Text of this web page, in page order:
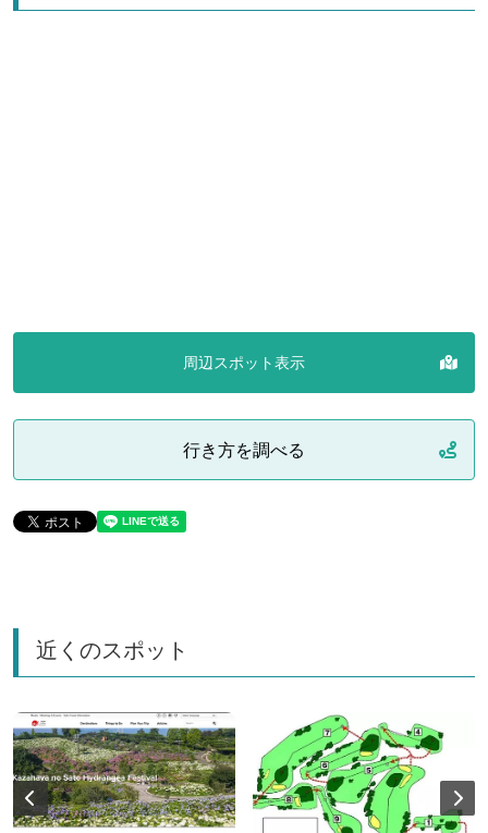
周辺スポット表示
行き方を調べる
近くのスポット